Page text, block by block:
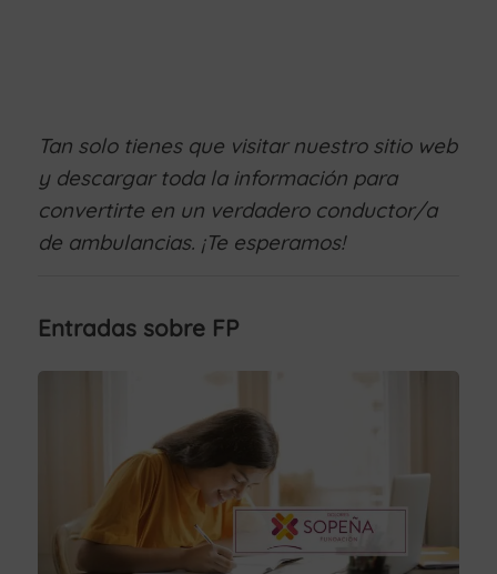
Tan solo tienes que visitar nuestro sitio web
y descargar toda la información para
convertirte en un verdadero conductor/a
de ambulancias. ¡Te esperamos!
Entradas sobre FP